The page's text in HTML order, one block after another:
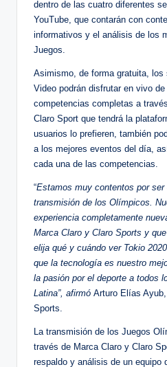
dentro de las cuatro diferentes
YouTube, que contarán con
informativos y el análisis de los
Juegos.
Asimismo, de forma gratuita, los
Video podrán disfrutar en vivo
competencias completas a
Claro Sport que tendrá la
usuarios lo prefieren, también
a los mejores eventos del día,
cada una de las competencias.
“Estamos muy contentos por
transmisión de los Olímpicos.
experiencia completamente
Marca Claro y Claro Sports y
elija qué y cuándo ver Tokio
que la tecnología es nuestro
la pasión por el deporte a todos
Latina”, afirmó Arturo Elías
Sports.
La transmisión de los Juegos
través de Marca Claro y Claro
respaldo y análisis de un equipo